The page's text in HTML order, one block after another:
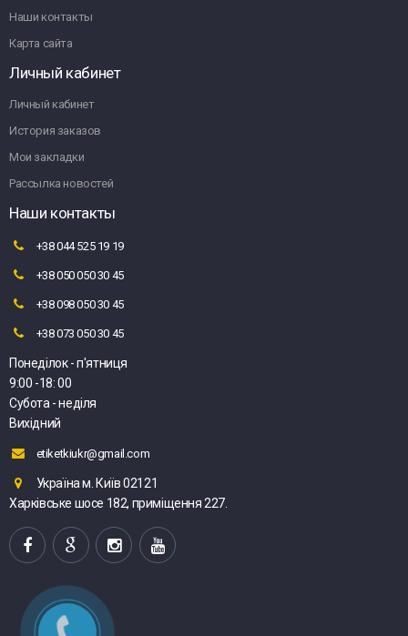
Наши контакты
Карта сайта
Личный кабинет
Личный кабинет
История заказов
Мои закладки
Рассылка новостей
Наши контакты
+38 044 525 19 19
+38 050 050 30 45
+38 098 050 30 45
+38 073 050 30 45
Понеділок - п'ятниця
9:00 -18: 00
Субота - неділя
Вихідний
etiketkiukr@gmail.com
Україна м. Київ 02121
Харківське шосе 182, приміщення 227.